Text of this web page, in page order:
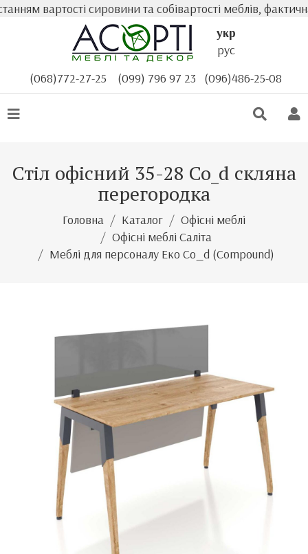
вартості сировини та собівартості меблів, фактична
укр
рус
(068)772-27-25
(099) 796 97 23 (096)486-25-08
Стіл офісний 35-28 Co_d скляна
перегородка
Головна Каталог
Офісні меблі
Офісні меблі Саліта
Меблі для персоналу Еко Co_d (Compound)